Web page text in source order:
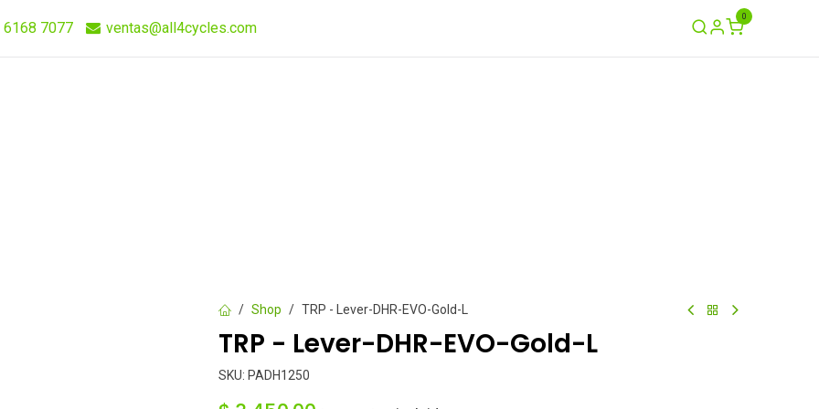
6168 7077 ventas@all4cycles.com
0
Shop TRP - Lever-DHR-EVO-Gold-L
TRP - Lever-DHR-EVO-Gold-L
SKU: PADH1250